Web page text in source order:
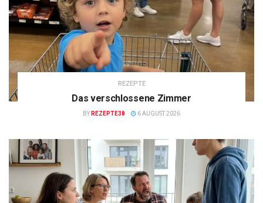
REZEPTE
Das verschlossene Zimmer
BY REZEPTE38 6 AUGUST 2026